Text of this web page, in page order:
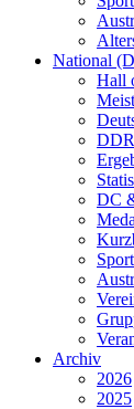
National
Hall
DC
Archiv
2026
2025